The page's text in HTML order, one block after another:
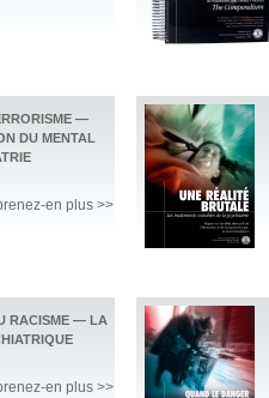
—
DU MENTAL
en plus >>
RACISME — LA
en plus >>